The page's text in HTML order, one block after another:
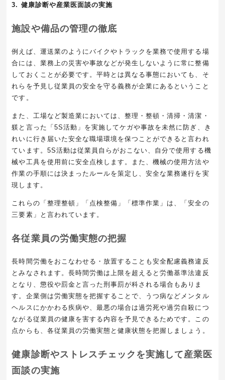
3. 健康診断や産業医面談の実施
施設や備品の管理の徹底
例えば、運送業のようにバイクやトラックを業務で使用する場
合には、業務上の災害や事故などが発生しないように常に整備
しておくことが必要です。平時とは異なる事態においても、そ
れらを予見し従業員の安全を守る義務が企業にあるということ
です。
また、工場など製造業においては、整理・整頓・清掃・清潔・
躾と言った「5S活動」を実施してケガや事故を未然に防ぎ、き
れいに行き届いた安全な職場環境を保つことができると言われ
ています。5S活動は従業員自らがおこない、自分で使用する機
械や工具を使用前に安全点検します。また、機械の使用方法や
作業の手順には決まったルールを策定し、安全な業務遂行を実
現します。
これらの「整理整頓」「点検整備」「標準作業」は、「安全の
三要素」と言われています。
各従業員の労働実態の把握
長時間労働をおこなわせる・放置することも安全配慮義務違反
とみなされます。長時間労働は上限を超えると労働基準法違反
となり、懲役や罰金と言った刑事罰が科される場合もありま
す。企業側は労働実態を把握することで、うつ病などメンタル
ヘルスにかかわる疾病や、最悪の場合は過労死や過労自殺につ
ながる従業員の健康を害する内容を予見できるためです。この
点からも、各従業員の労働実態と健康状態を把握しましょう。
健康診断やストレスチェックを実施して産業医
面談の実施